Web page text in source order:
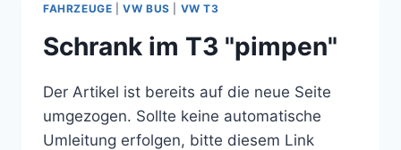
STARTET
FAHRZEUGE |VW BUS VW T3
Schrank im T3 "pimpen"
Der Artikel ist bereits auf die neue Seite
umgezogen. Sollte keine automatische
Umleitung erfolgen, bitte diesem Link